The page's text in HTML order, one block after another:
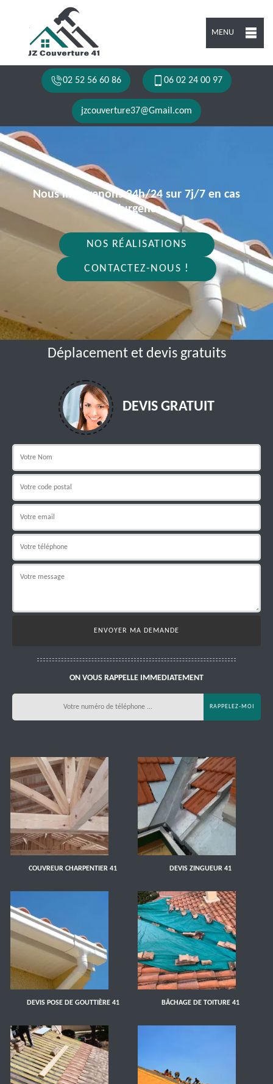
MENU
02 52 56 60 86 06 02 24 00 97
jzcouverture37@Gmail.com
Nous intervenons 24h/24 sur 7j/7 en cas
d'urgence
NOS RÉALISATIONS
CONTACTEZ-NOUS !
Déplacement et devis gratuits
DEVIS GRATUIT
ON VOUS RAPPELLE IMMEDIATEMENT
COUVREUR CHARPENTIER 41 DEVIS ZINGUEUR 41
DEVIS POSE DE GOUTTIÈRE 41 BÂCHAGE DE TOITURE 41